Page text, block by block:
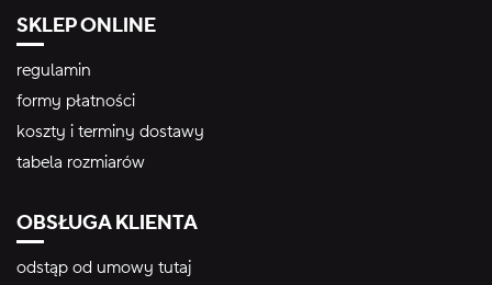
SKLEP ONLINE
regulamin
formy płatności
koszty i terminy dostawy
tabela rozmiarów
OBSŁUGA KLIENTA
odstąp od umowy tutaj